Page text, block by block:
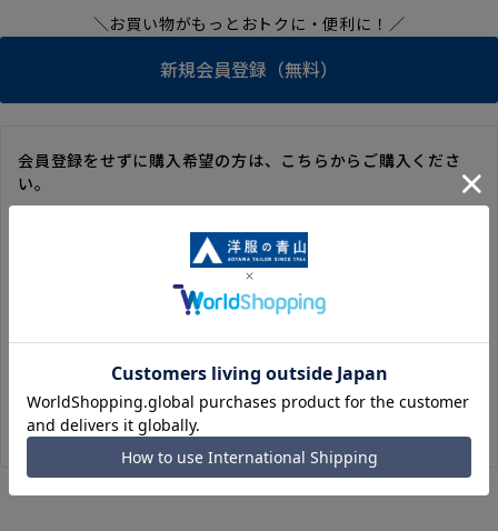
＼お買い物がもっとおトクに・便利に！／
新規会員登録（無料）
会員登録をせずに購入希望の方は、こちらからご購入くださ
い。
毎回のご注文時に入力いただく必要があります。
※洋服の青山オンラインストアのポイントは付与されません。
また、ゲスト購入後の会員情報統合・ポイントの付与は、対応
※購入履歴の確認、領収書の発行、キャンセル手続きはご利用
いただけません。